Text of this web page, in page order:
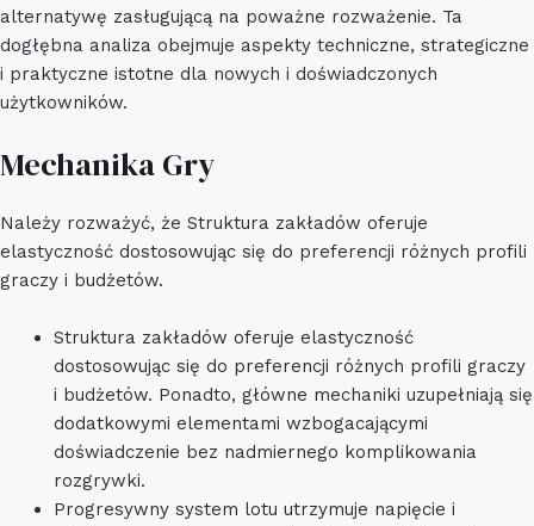
alternatywę zasługującą na poważne rozważenie. Ta
dogłębna analiza obejmuje aspekty techniczne, strategiczne
i praktyczne istotne dla nowych i doświadczonych
użytkowników.
Mechanika Gry
Należy rozważyć, że Struktura zakładów oferuje
elastyczność dostosowując się do preferencji różnych profili
graczy i budżetów.
Struktura zakładów oferuje elastyczność
dostosowując się do preferencji różnych profili graczy
i budżetów. Ponadto, główne mechaniki uzupełniają się
dodatkowymi elementami wzbogacającymi
doświadczenie bez nadmiernego komplikowania
rozgrywki.
Progresywny system lotu utrzymuje napięcie i